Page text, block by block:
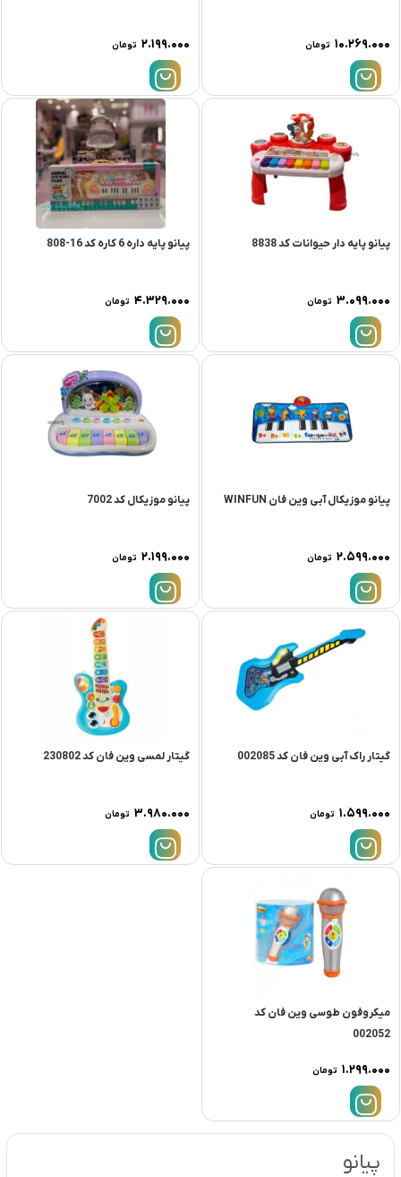
۱۰.۲۶۹.۰۰۰ تومان ۲.۱۹۹.۰۰۰ تومان
پیانو پایه دار حیوانات کد 8838
۳.۰۹۹.۰۰۰ تومان
پیانو پایه داره 6 کاره کد 16-808
۴.۳۲۹.۰۰۰ تومان
پیانو موزیکال آبی وین فان WINFUN
۲.۵۹۹.۰۰۰ تومان
پیانو موزیکال کد 7002
۲.۱۹۹.۰۰۰ تومان
گیتار راک آبی وین فان کد 002085
۱.۵۹۹.۰۰۰ تومان
گیتار لمسی وین فان کد 230802
۳.۹۸۰.۰۰۰ تومان
میکروفون طوسی وین فان کد
002052
۱.۲۹۹.۰۰۰ تومان
پیانو